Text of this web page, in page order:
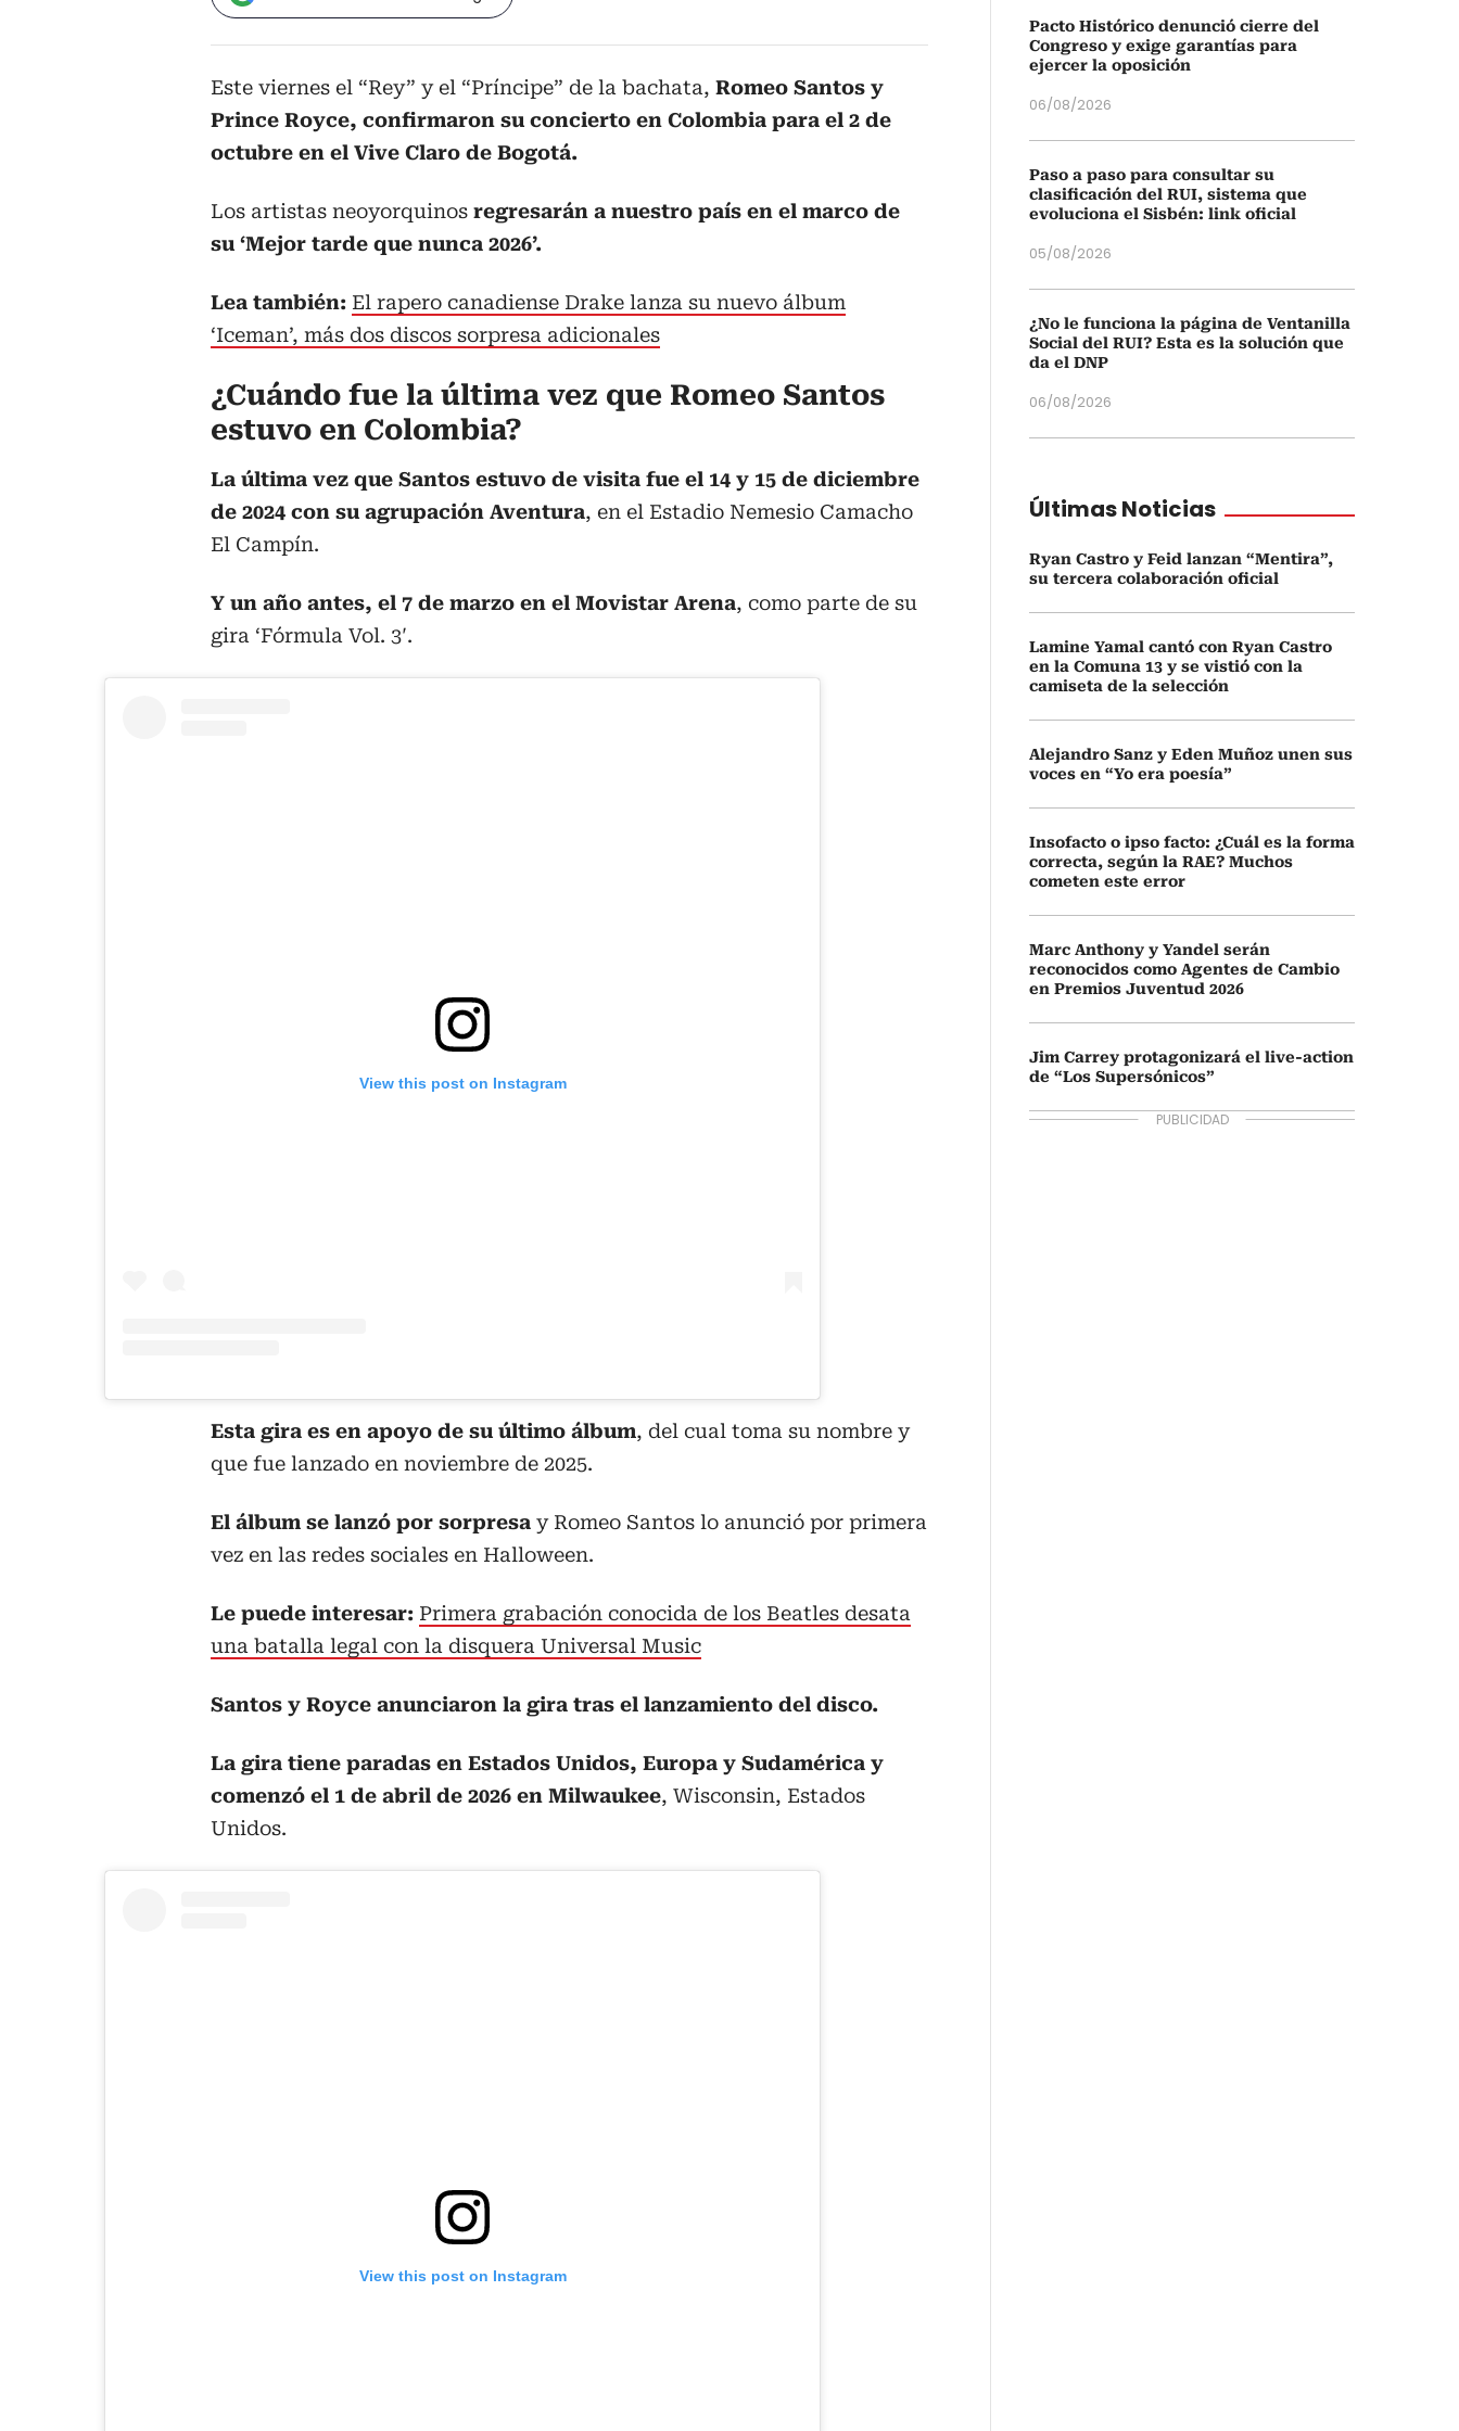
Este viernes el “Rey” y el “Príncipe” de la bachata, Romeo Santos y
Prince Royce, confirmaron su concierto en Colombia para el 2 de
octubre en el Vive Claro de Bogotá.
Los artistas neoyorquinos regresarán a nuestro país en el marco de
su ‘Mejor tarde que nunca 2026’.
Lea también: El rapero canadiense Drake lanza su nuevo álbum
‘Iceman’, más dos discos sorpresa adicionales
¿Cuándo fue la última vez que Romeo Santos
estuvo en Colombia?
La última vez que Santos estuvo de visita fue el 14 y 15 de diciembre
de 2024 con su agrupación Aventura, en el Estadio Nemesio Camacho
El Campín.
Y un año antes, el 7 de marzo en el Movistar Arena, como parte de su
gira ‘Fórmula Vol. 3′.
View this post on Instagram
Esta gira es en apoyo de su último álbum, del cual toma su nombre y
que fue lanzado en noviembre de 2025.
El álbum se lanzó por sorpresa y Romeo Santos lo anunció por primera
vez en las redes sociales en Halloween.
Le puede interesar: Primera grabación conocida de los Beatles desata
una batalla legal con la disquera Universal Music
Santos y Royce anunciaron la gira tras el lanzamiento del disco.
La gira tiene paradas en Estados Unidos, Europa y Sudamérica y
comenzó el 1 de abril de 2026 en Milwaukee, Wisconsin, Estados
Unidos.
View this post on Instagram
Pacto Histórico denunció cierre del
Congreso y exige garantías para
ejercer la oposición
06/08/2026
Paso a paso para consultar su
clasificación del RUI, sistema que
evoluciona el Sisbén: link oficial
05/08/2026
¿No le funciona la página de Ventanilla
Social del RUI? Esta es la solución que
da el DNP
06/08/2026
Últimas Noticias
Ryan Castro y Feid lanzan “Mentira”,
su tercera colaboración oficial
Lamine Yamal cantó con Ryan Castro
en la Comuna 13 y se vistió con la
camiseta de la selección
Alejandro Sanz y Eden Muñoz unen sus
voces en “Yo era poesía”
Insofacto o ipso facto: ¿Cuál es la forma
correcta, según la RAE? Muchos
cometen este error
Marc Anthony y Yandel serán
reconocidos como Agentes de Cambio
en Premios Juventud 2026
Jim Carrey protagonizará el live-action
de “Los Supersónicos”